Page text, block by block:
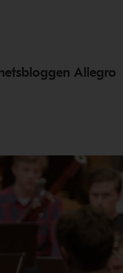
Allegro